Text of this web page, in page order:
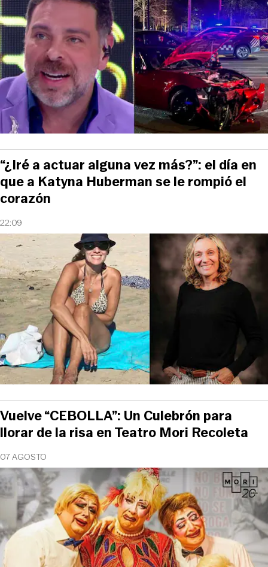
22:09
“¿Iré a actuar alguna vez más?”: el día en
que a Katyna Huberman se le rompió el
corazón
07 AGOSTO
Vuelve “CEBOLLA”: Un Culebrón para
llorar de la risa en Teatro Mori Recoleta